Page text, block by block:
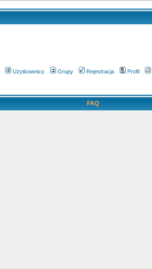
Użytkownicy Grupy Rejestracja Profil
FAQ